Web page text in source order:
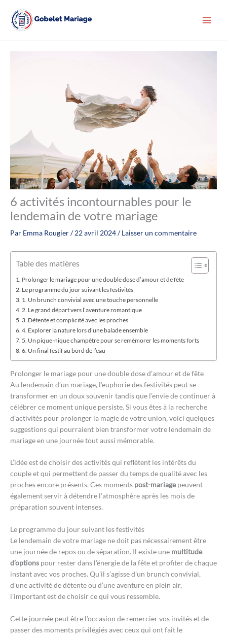
contenu
6 activités incontournables pour le
lendemain de votre mariage
Par Emma Rougier/22 avril 2024/Laisser un commentaire
Table des matières
Prolonger le mariage pour une double dose d’amour et de fête
Le programme du jour suivant les festivités
1. Un brunch convivial avec une touche personnelle
2. Le grand départ vers l’aventure romantique
3. Détente et complicité avec les proches
4. Explorer la nature lors d’une balade ensemble
5. Un pique-nique champêtre pour se remémorer les moments forts
6. Un final festif au bord de l’eau
Prolonger le mariage pour une double dose d’amour et de fête
Au lendemain d’un mariage, l’euphorie des festivités peut se
transformer en un doux souvenir tandis que l’envie de continuer à
célébrer ce moment unique persiste. Si vous êtes à la recherche
d’activités pour prolonger la magie de votre union, voici quelques
suggestions qui pourraient bien transformer votre lendemain de
mariage en une journée tout aussi mémorable.
L’idée est de choisir des activités qui reflètent les intérêts du
couple et qui permettent de passer du temps de qualité avec les
proches encore présents. Ces moments post-mariagepeuvent
également servir à détendre l’atmosphère après les mois de
préparation souvent intenses.
Le programme du jour suivant les festivités
Le lendemain de votre mariage ne doit pas nécessairement être
une journée de repos ou de séparation. Il existe une multitude
d’options pour rester dans l’énergie de la fête et profiter de chaque
instant avec vos proches. Qu’il s’agisse d’un brunch convivial,
d’une activité de détente ou d’une aventure en plein air,
l’important est de choisir ce qui vous ressemble.
Cette journée peut être l’occasion de remercier vos invités et de
passer des moments privilégiés avec ceux qui ont fait le